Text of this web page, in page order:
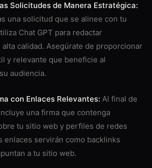
Solicitudes de Manera Estratégica:
una solicitud que se alinee con tu
Chat GPT para redactar
calidad. Asegúrate de proporcionar
y relevante que beneficie al
audiencia.
con Enlaces Relevantes: Al final de
una firma que contenga
tu sitio web y perfiles de redes
enlaces servirán como backlinks
a tu sitio web.